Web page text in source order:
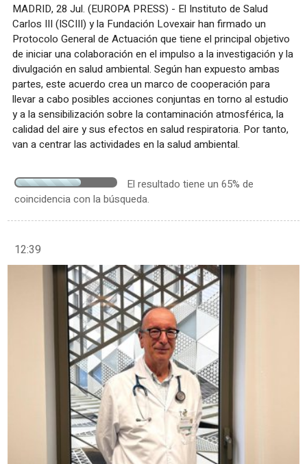
MADRID, 28 Jul. (EUROPA PRESS) - El Instituto de Salud
Carlos III (ISCIII) y la Fundación Lovexair han firmado un
Protocolo General de Actuación que tiene el principal objetivo
de iniciar una colaboración en el impulso a la investigación y la
divulgación en salud ambiental. Según han expuesto ambas
partes, este acuerdo crea un marco de cooperación para
llevar a cabo posibles acciones conjuntas en torno al estudio
y a la sensibilización sobre la contaminación atmosférica, la
calidad del aire y sus efectos en salud respiratoria. Por tanto,
van a centrar las actividades en la salud ambiental.
El resultado tiene un 65% de
coincidencia con la búsqueda.
12:39